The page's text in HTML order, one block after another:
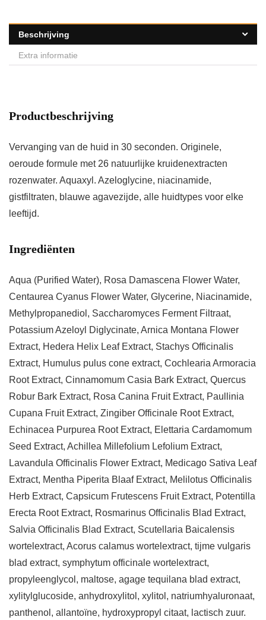
Beschrijving
Extra informatie
Productbeschrijving
Vervanging van de huid in 30 seconden. Originele,
oeroude formule met 26 natuurlijke kruidenextracten
rozenwater. Aquaxyl. Azeloglycine, niacinamide,
gistfiltraten, blauwe agavezijde, alle huidtypes voor elke
leeftijd.
Ingrediënten
Aqua (Purified Water), Rosa Damascena Flower Water,
Centaurea Cyanus Flower Water, Glycerine, Niacinamide,
Methylpropanediol, Saccharomyces Ferment Filtraat,
Potassium Azeloyl Diglycinate, Arnica Montana Flower
Extract, Hedera Helix Leaf Extract, Stachys Officinalis
Extract, Humulus pulus cone extract, Cochlearia Armoracia
Root Extract, Cinnamomum Casia Bark Extract, Quercus
Robur Bark Extract, Rosa Canina Fruit Extract, Paullinia
Cupana Fruit Extract, Zingiber Officinale Root Extract,
Echinacea Purpurea Root Extract, Elettaria Cardamomum
Seed Extract, Achillea Millefolium Lefolium Extract,
Lavandula Officinalis Flower Extract, Medicago Sativa Leaf
Extract, Mentha Piperita Blaaf Extract, Melilotus Officinalis
Herb Extract, Capsicum Frutescens Fruit Extract, Potentilla
Erecta Root Extract, Rosmarinus Officinalis Blad Extract,
Salvia Officinalis Blad Extract, Scutellaria Baicalensis
wortelextract, Acorus calamus wortelextract, tijme vulgaris
blad extract, symphytum officinale wortelextract,
propyleenglycol, maltose, agage tequilana blad extract,
xylitylglucoside, anhydroxylitol, xylitol, natriumhyaluronaat,
panthenol, allantoïne, hydroxypropyl citaat, lactisch zuur.